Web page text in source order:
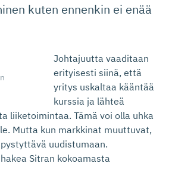
kuten ennenkin ei enää
Johtajuutta vaaditaan
erityisesti siinä, että
yritys uskaltaa kääntää
kurssia ja lähteä
liiketoimintaa. Tämä voi olla uhka
Mutta kun markkinat muuttuvat,
uudistumaan.
Sitran kokoamasta